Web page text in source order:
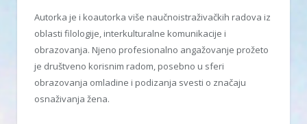
Autorka je i koautorka više naučnoistraživačkih radova iz
oblasti filologije, interkulturalne komunikacije i
obrazovanja. Njeno profesionalno angažovanje prožeto
je društveno korisnim radom, posebno u sferi
obrazovanja omladine i podizanja svesti o značaju
osnaživanja žena.